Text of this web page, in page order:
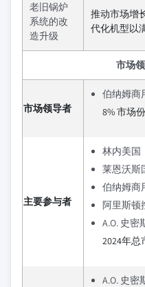
老旧锅炉
系统的改
造升级
推动市场增
代化机型以
市场
市场领导者
伯纳姆商
8% 市场
主要参与者
林内美国
莱恩沃斯
伯纳姆商
阿里斯顿
A.O. 史密
2024年总
A.O. 史